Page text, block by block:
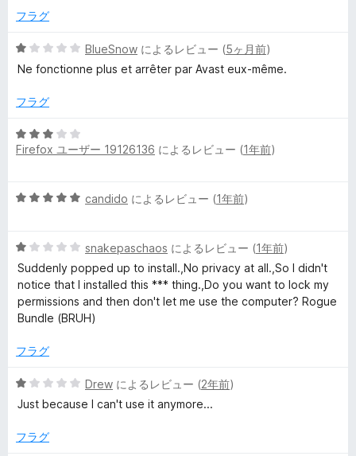
&
r
v
a
c
y
レ
フラグ
5
段
中
の
評
BlueSnow によるレビュー (5ヶ月前)
Ne fonctionne plus et arrêter par Avast eux-même.
フラグ
5
段
3
価
Firefox ユーザー 19126136 によるレビュー (1年前)
5
中
5
の
評
価
candido によるレビュー (1年前)
5
段
階
中
1
評
snakepaschaos によるレビュー (1年前)
Suddenly popped up to install.,No privacy at all.,So I didn't
notice that I installed this *** thing.,Do you want to lock my
permissions and then don't let me use the computer? Rogue
Bundle (BRUH)
フラグ
5
段
中
Drew によるレビュー (2年前)
Just because I can't use it anymore...
フラグ